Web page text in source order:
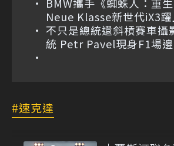
BMW攜手《蜘蛛人：重
Neue Klasse新世代iX3
不只是總統還斜槓賽車攝
統 Petr Pavel現身F1場
速克達